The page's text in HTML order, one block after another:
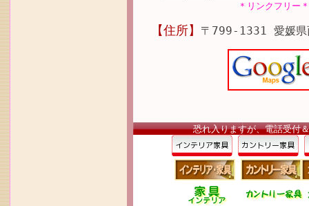
＊リンクフリー＊
【住所】 〒799-1331 愛媛県
恐れ入りますが、電話受付